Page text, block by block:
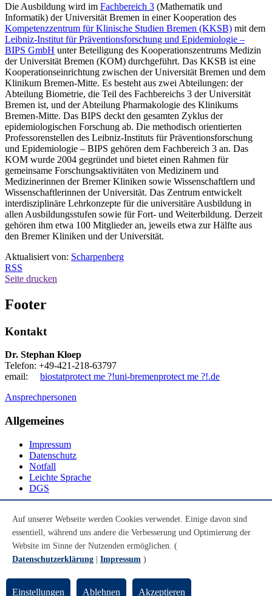
Die Ausbildung wird im Fachbereich 3 (Mathematik und
Informatik) der Universität Bremen in einer Kooperation des
Kompetenzzentrum für Klinische Studien Bremen (KKSB) mit dem
Leibniz-Institut für Präventionsforschung und Epidemiologie –
BIPS GmbH unter Beteiligung des Kooperationszentrums Medizin
der Universität Bremen (KOM) durchgeführt. Das KKSB ist eine
Kooperationseinrichtung zwischen der Universität Bremen und dem
Klinikum Bremen-Mitte. Es besteht aus zwei Abteilungen: der
Abteilung Biometrie, die Teil des Fachbereichs 3 der Universität
Bremen ist, und der Abteilung Pharmakologie des Klinikums
Bremen-Mitte. Das BIPS deckt den gesamten Zyklus der
epidemiologischen Forschung ab. Die methodisch orientierten
Professorenstellen des Leibniz-Instituts für Präventionsforschung
und Epidemiologie – BIPS gehören dem Fachbereich 3 an. Das
KOM wurde 2004 gegründet und bietet einen Rahmen für
gemeinsame Forschungsaktivitäten von Medizinern und
Medizinerinnen der Bremer Kliniken sowie Wissenschaftlern und
Wissenschaftlerinnen der Universität. Das Zentrum entwickelt
interdisziplinäre Lehrkonzepte für die universitäre Ausbildung in
allen Ausbildungsstufen sowie für Fort- und Weiterbildung. Derzeit
gehören ihm etwa 100 Mitglieder an, jeweils etwa zur Hälfte aus
den Bremer Kliniken und der Universität.
Aktualisiert von: Scharpenberg
RSS
Seite drucken
Footer
Kontakt
Dr. Stephan Kloep
Telefon: +49-421-218-63797
email: biostatprotect me ?!uni-bremenprotect me ?!.de
Ansprechpersonen
Allgemeines
Impressum
Datenschutz
Notfall
Leichte Sprache
DGS
Youtube
Instagram
LinkedIn
© Universität Bremen 2026
Auf unserer Webseite werden Cookies verwendet. Einige davon sind
essentiell, während uns andere die Verbesserung und Optimierung der
Website im Sinne der Nutzenden ermöglichen. (
Datenschutzerklärung
Impressum )
Einstellungen Ablehnen Akzeptieren